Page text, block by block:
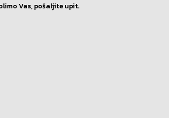
Vas, pošaljite upit.